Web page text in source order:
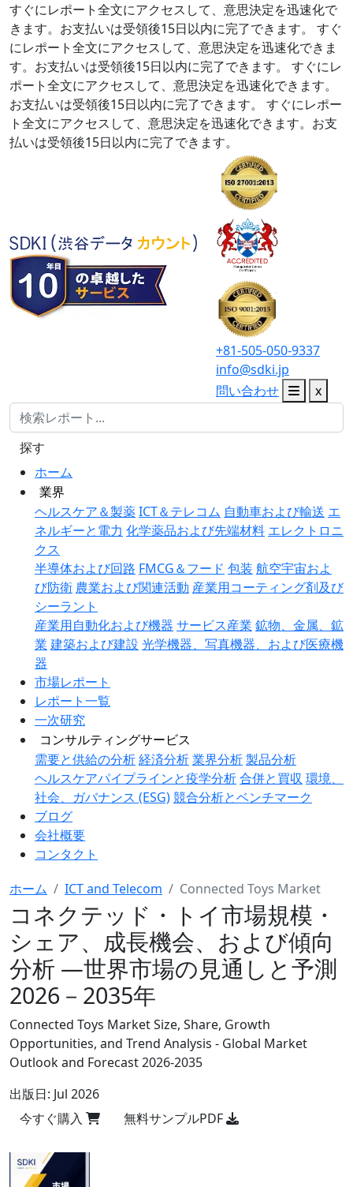
すぐにレポート全文にアクセスして、意思決定を迅速化で
きます。お支払いは受領後15日以内に完了できます。
すぐ
にレポート全文にアクセスして、意思決定を迅速化できま
す。お支払いは受領後15日以内に完了できます。
すぐにレ
ポート全文にアクセスして、意思決定を迅速化できます。
お支払いは受領後15日以内に完了できます。
すぐにレポー
ト全文にアクセスして、意思決定を迅速化できます。お支
払いは受領後15日以内に完了できます。
+81-505-050-9337
info@sdki.jp
問い合わせ
x
ホーム
業界
ヘルスケア＆製薬ICT＆テレコム 自動車および輸送 エ
ネルギーと電力 化学薬品および先端材料 エレクトロニ
クス
半導体および回路 FMCG＆フード 包装 航空宇宙およ
び防衛 農業および関連活動 産業用コーティング剤及び
シーラント
産業用自動化および機器 サービス産業 鉱物、金属、鉱
業 建築および建設 光学機器、写真機器、および医療機
器
市場レポート
レポート一覧
一次研究
コンサルティングサービス
需要と供給の分析経済分析業界分析製品分析
ヘルスケアパイプラインと疫学分析合併と買収 環境、
社会、ガバナンス (ESG)競合分析とベンチマーク
ブログ
会社概要
コンタクト
探す
ホーム ICT and Telecom Connected Toys Market
コネクテッド・トイ市場規模・
シェア、成長機会、および傾向
分析 ―世界市場の見通しと予測
2026－2035年
Connected Toys Market Size, Share, Growth
Opportunities, and Trend Analysis - Global Market
Outlook and Forecast 2026-2035
出版日: Jul 2026
今すぐ購入
無料サンプルPDF